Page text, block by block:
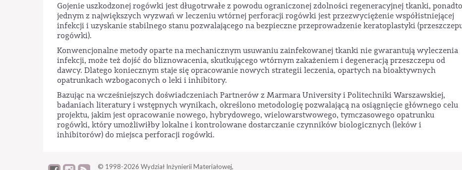
Gojenie uszkodzonej rogówki jest długotrwałe z powodu ograniczonej zdolności regeneracyjnej tkanki, ponadto
jednym z największych wyzwań w leczeniu wtórnej perforacji rogówki jest przezwyciężenie współistniejącej
infekcji i uzyskanie stabilnego stanu pozwalającego na bezpieczne przeprowadzenie keratoplastyki
rogówki).
Konwencjonalne metody oparte na mechanicznym usuwaniu zainfekowanej tkanki nie gwarantują wyleczenia
infekcji, może też dojść do bliznowacenia, skutkującego wtórnym zakażeniem i degeneracją przeszczepu od
dawcy. Dlatego koniecznym staje się opracowanie nowych strategii leczenia, opartych na bioaktywnych
opatrunkach wzbogaconych o leki i inhibitory.
Bazując na wcześniejszych doświadczeniach Partnerów z Marmara University i Politechniki Warszawskiej,
badaniach literatury i wstępnych wynikach, określono metodologię pozwalającą na osiągnięcie głównego celu
projektu, jakim jest opracowanie nowego, hybrydowego, wielowarstwowego, tymczasowego opatrunku
rogówki, który umożliwiłby lokalne i kontrolowane dostarczanie czynników biologicznych (leków i
inhibitorów) do miejsca perforacji rogówki.
© 1998-2026 Wydział Inżynierii Materiałowej,